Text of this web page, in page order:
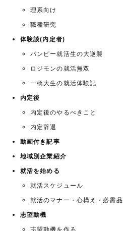
理系向け
職種研究
体験談(内定者)
パンピー就活生の大逆襲
ロジモンの就活無双
一橋大生の就活体験記
内定後
内定後のやるべきこと
内定辞退
動画付き記事
地域別企業紹介
就活を始める
就活スケジュール
就活のマナー・心構え・必需品
志望動機
志望動機を作る